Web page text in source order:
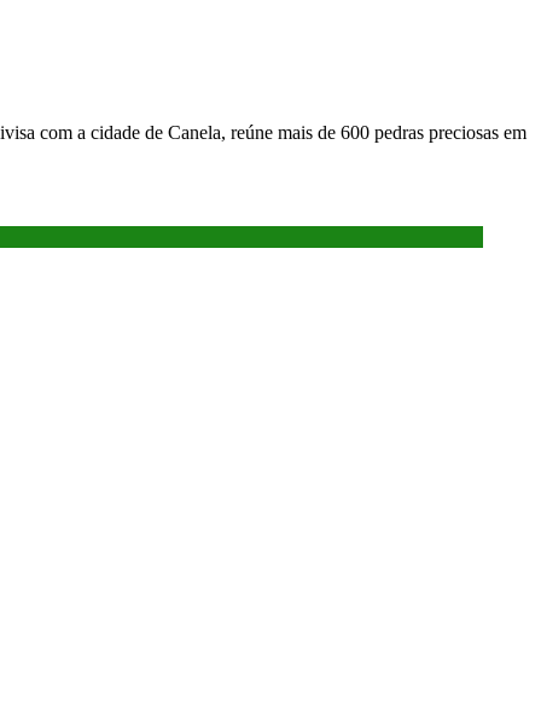
com a cidade de Canela, reúne mais de 600 pedras preciosas em